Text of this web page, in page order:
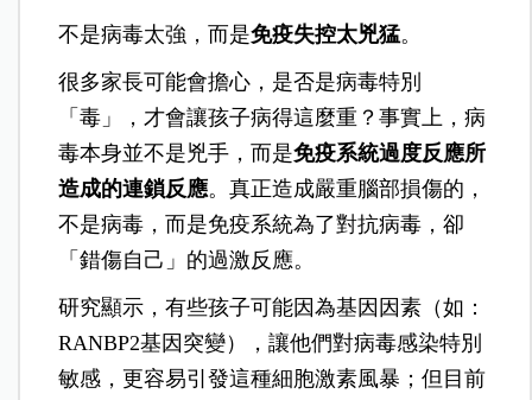
不是病毒太強，而是免疫失控太兇猛。
很多家長可能會擔心，是否是病毒特別
「毒」，才會讓孩子病得這麼重？事實上，病
毒本身並不是兇手，而是免疫系統過度反應所
造成的連鎖反應。真正造成嚴重腦部損傷的，
不是病毒，而是免疫系統為了對抗病毒，卻
「錯傷自己」的過激反應。
研究顯示，有些孩子可能因為基因因素（如：
RANBP2基因突變），讓他們對病毒感染特別
敏感，更容易引發這種細胞激素風暴；但目前